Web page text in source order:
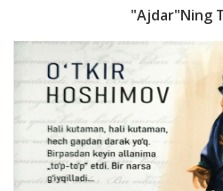
"Ajdar"ning